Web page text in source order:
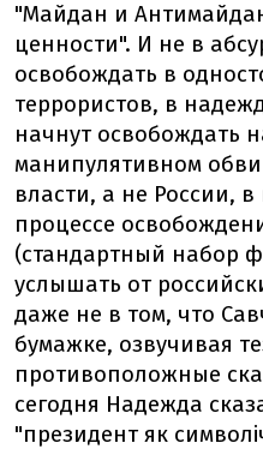
"Майдан и
ценности". И не в
освобождать в
террористов, в
начнут освобождать
манипулятивном
власти, а не России,
процессе
(стандартный набор
услышать от
даже не в том, что
бумажке, озвучивая
противоположные
сегодня Надежда
"президент як